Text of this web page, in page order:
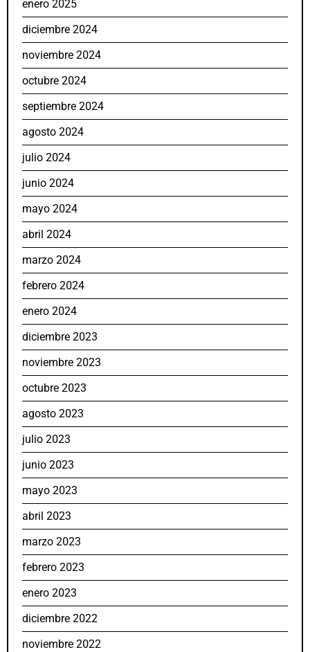
enero 2025
diciembre 2024
noviembre 2024
octubre 2024
septiembre 2024
agosto 2024
julio 2024
junio 2024
mayo 2024
abril 2024
marzo 2024
febrero 2024
enero 2024
diciembre 2023
noviembre 2023
octubre 2023
agosto 2023
julio 2023
junio 2023
mayo 2023
abril 2023
marzo 2023
febrero 2023
enero 2023
diciembre 2022
noviembre 2022